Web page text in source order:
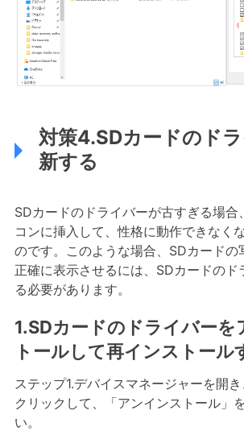
対策4.SDカードのド
新する
SDカードのドライバーが古すぎる場合
コンに挿入して、性格に動作できなく
のです。このような場合、SDカードの
正確に表示させるには、SDカードのド
る必要があります。
1.SDカードのドライバーを
トールして再インストール
ステップ1.デバイスマネージャーを開
クリックして、「アンインストール」
い。